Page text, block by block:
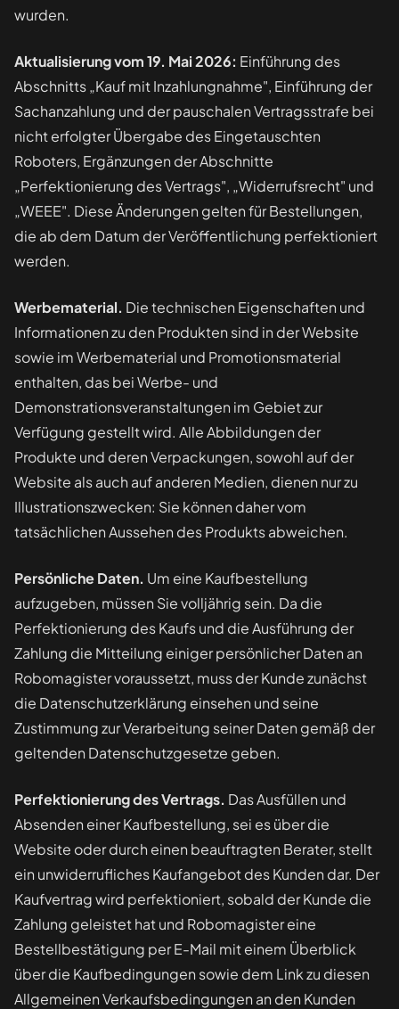
wurden.
Aktualisierung vom 19. Mai 2026: Einführung des
Abschnitts „Kauf mit Inzahlungnahme", Einführung der
Sachanzahlung und der pauschalen Vertragsstrafe bei
nicht erfolgter Übergabe des Eingetauschten
Roboters, Ergänzungen der Abschnitte
„Perfektionierung des Vertrags", „Widerrufsrecht" und
„WEEE". Diese Änderungen gelten für Bestellungen,
die ab dem Datum der Veröffentlichung perfektioniert
werden.
Werbematerial. Die technischen Eigenschaften und
Informationen zu den Produkten sind in der Website
sowie im Werbematerial und Promotionsmaterial
enthalten, das bei Werbe- und
Demonstrationsveranstaltungen im Gebiet zur
Verfügung gestellt wird. Alle Abbildungen der
Produkte und deren Verpackungen, sowohl auf der
Website als auch auf anderen Medien, dienen nur zu
Illustrationszwecken: Sie können daher vom
tatsächlichen Aussehen des Produkts abweichen.
Persönliche Daten. Um eine Kaufbestellung
aufzugeben, müssen Sie volljährig sein. Da die
Perfektionierung des Kaufs und die Ausführung der
Zahlung die Mitteilung einiger persönlicher Daten an
Robomagister voraussetzt, muss der Kunde zunächst
die Datenschutzerklärung einsehen und seine
Zustimmung zur Verarbeitung seiner Daten gemäß der
geltenden Datenschutzgesetze geben.
Perfektionierung des Vertrags. Das Ausfüllen und
Absenden einer Kaufbestellung, sei es über die
Website oder durch einen beauftragten Berater, stellt
ein unwiderrufliches Kaufangebot des Kunden dar. Der
Kaufvertrag wird perfektioniert, sobald der Kunde die
Zahlung geleistet hat und Robomagister eine
Bestellbestätigung per E-Mail mit einem Überblick
über die Kaufbedingungen sowie dem Link zu diesen
Allgemeinen Verkaufsbedingungen an den Kunden